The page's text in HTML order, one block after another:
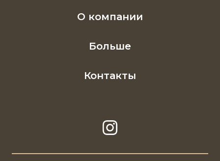
О компании
Больше
Контакты